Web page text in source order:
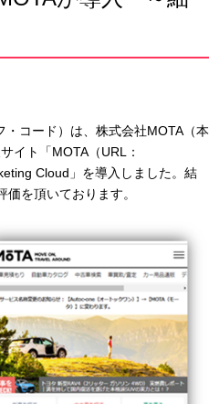
コード）は、株式会社MOTA（本
イト「MOTA（URL：
Cloud」を導入しました。結
を頂いております。